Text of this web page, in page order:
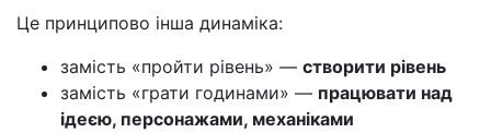
Це принципово інша динаміка:
замість «пройти рівень» — створити рівень
замість «грати годинами» — працювати над
ідеєю, персонажами, механіками